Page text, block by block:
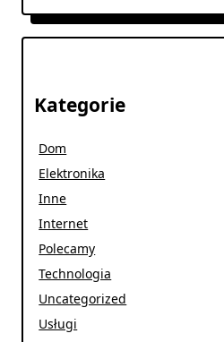
Kategorie
Dom
Elektronika
Inne
Internet
Polecamy
Technologia
Uncategorized
Usługi